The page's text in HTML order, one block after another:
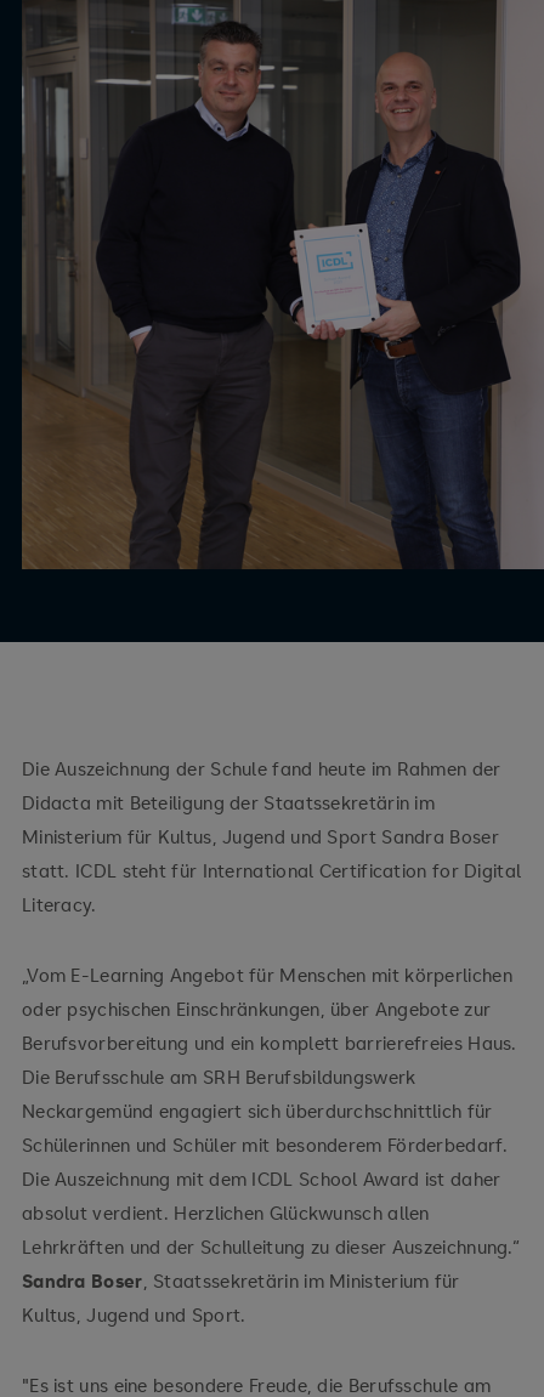
Die Auszeichnung der Schule fand heute im Rahmen der
Didacta mit Beteiligung der Staatssekretärin im
Ministerium für Kultus, Jugend und Sport Sandra Boser
statt. ICDL steht für International Certification for Digital
Literacy.
„Vom E-Learning Angebot für Menschen mit körperlichen
oder psychischen Einschränkungen, über Angebote zur
Berufsvorbereitung und ein komplett barrierefreies Haus.
Die Berufsschule am SRH Berufsbildungswerk
Neckargemünd engagiert sich überdurchschnittlich für
Schülerinnen und Schüler mit besonderem Förderbedarf.
Die Auszeichnung mit dem ICDL School Award ist daher
absolut verdient. Herzlichen Glückwunsch allen
Lehrkräften und der Schulleitung zu dieser Auszeichnung.“
Sandra Boser , Staatssekretärin im Ministerium für
Kultus, Jugend und Sport.
"Es ist uns eine besondere Freude, die Berufsschule am